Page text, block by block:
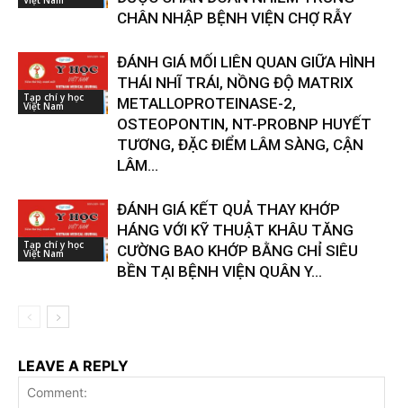
CHÂN NHẬP BỆNH VIỆN CHỢ RẪY
Tạp chí y học
Việt Nam
ĐÁNH GIÁ MỐI LIÊN QUAN GIỮA HÌNH
THÁI NHĨ TRÁI, NỒNG ĐỘ MATRIX
METALLOPROTEINASE-2,
OSTEOPONTIN, NT-PROBNP HUYẾT
TƯƠNG, ĐẶC ĐIỂM LÂM SÀNG, CẬN
LÂM...
Tạp chí y học
Việt Nam
ĐÁNH GIÁ KẾT QUẢ THAY KHỚP
HÁNG VỚI KỸ THUẬT KHÂU TĂNG
CƯỜNG BAO KHỚP BẰNG CHỈ SIÊU
BỀN TẠI BỆNH VIỆN QUÂN Y...
LEAVE A REPLY